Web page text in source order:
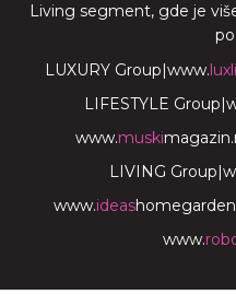
Living segment, gde je
LUXURY Group www.
LIFESTYLE Group
www.muski
LIVING Group
www.ideas
www.